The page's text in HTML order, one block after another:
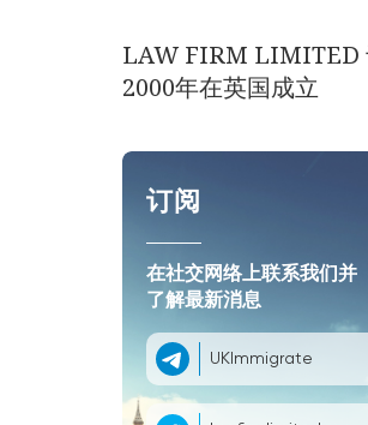
LAW FIRM LIMITED
2000年在英国成立
订阅
在社交网络上联系我们并
了解最新消息
UKImmigrate